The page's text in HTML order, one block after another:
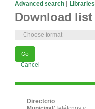
Advanced search Libraries
Download list
Choose action
Cancel
Directorio